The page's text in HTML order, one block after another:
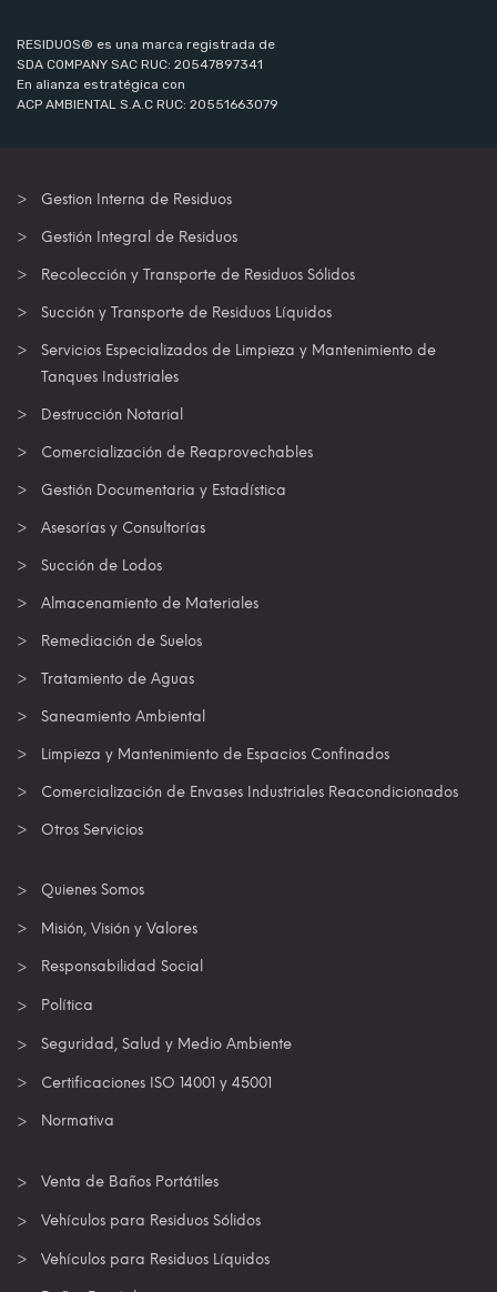
RESIDUOS® es una marca registrada de
SDA COMPANY SAC RUC: 20547897341
En alianza estratégica con
ACP AMBIENTAL S.A.C RUC: 20551663079
Gestion Interna de Residuos
Gestión Integral de Residuos
Recolección y Transporte de Residuos Sólidos
Succión y Transporte de Residuos Líquidos
Servicios Especializados de Limpieza y Mantenimiento de
Tanques Industriales
Destrucción Notarial
Comercialización de Reaprovechables
Gestión Documentaria y Estadística
Asesorías y Consultorías
Succión de Lodos
Almacenamiento de Materiales
Remediación de Suelos
Tratamiento de Aguas
Saneamiento Ambiental
Limpieza y Mantenimiento de Espacios Confinados
Comercialización de Envases Industriales Reacondicionados
Otros Servicios
Quienes Somos
Misión, Visión y Valores
Responsabilidad Social
Política
Seguridad, Salud y Medio Ambiente
Certificaciones ISO 14001 y 45001
Normativa
Venta de Baños Portátiles
Vehículos para Residuos Sólidos
Vehículos para Residuos Líquidos